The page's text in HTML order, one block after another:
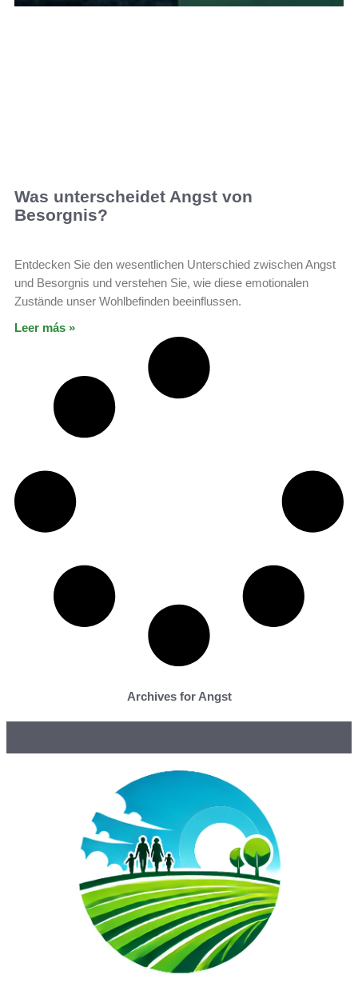
Was unterscheidet Angst von
Besorgnis?
Entdecken Sie den wesentlichen Unterschied zwischen Angst
und Besorgnis und verstehen Sie, wie diese emotionalen
Zustände unser Wohlbefinden beeinflussen.
Leer más »
Archives for Angst